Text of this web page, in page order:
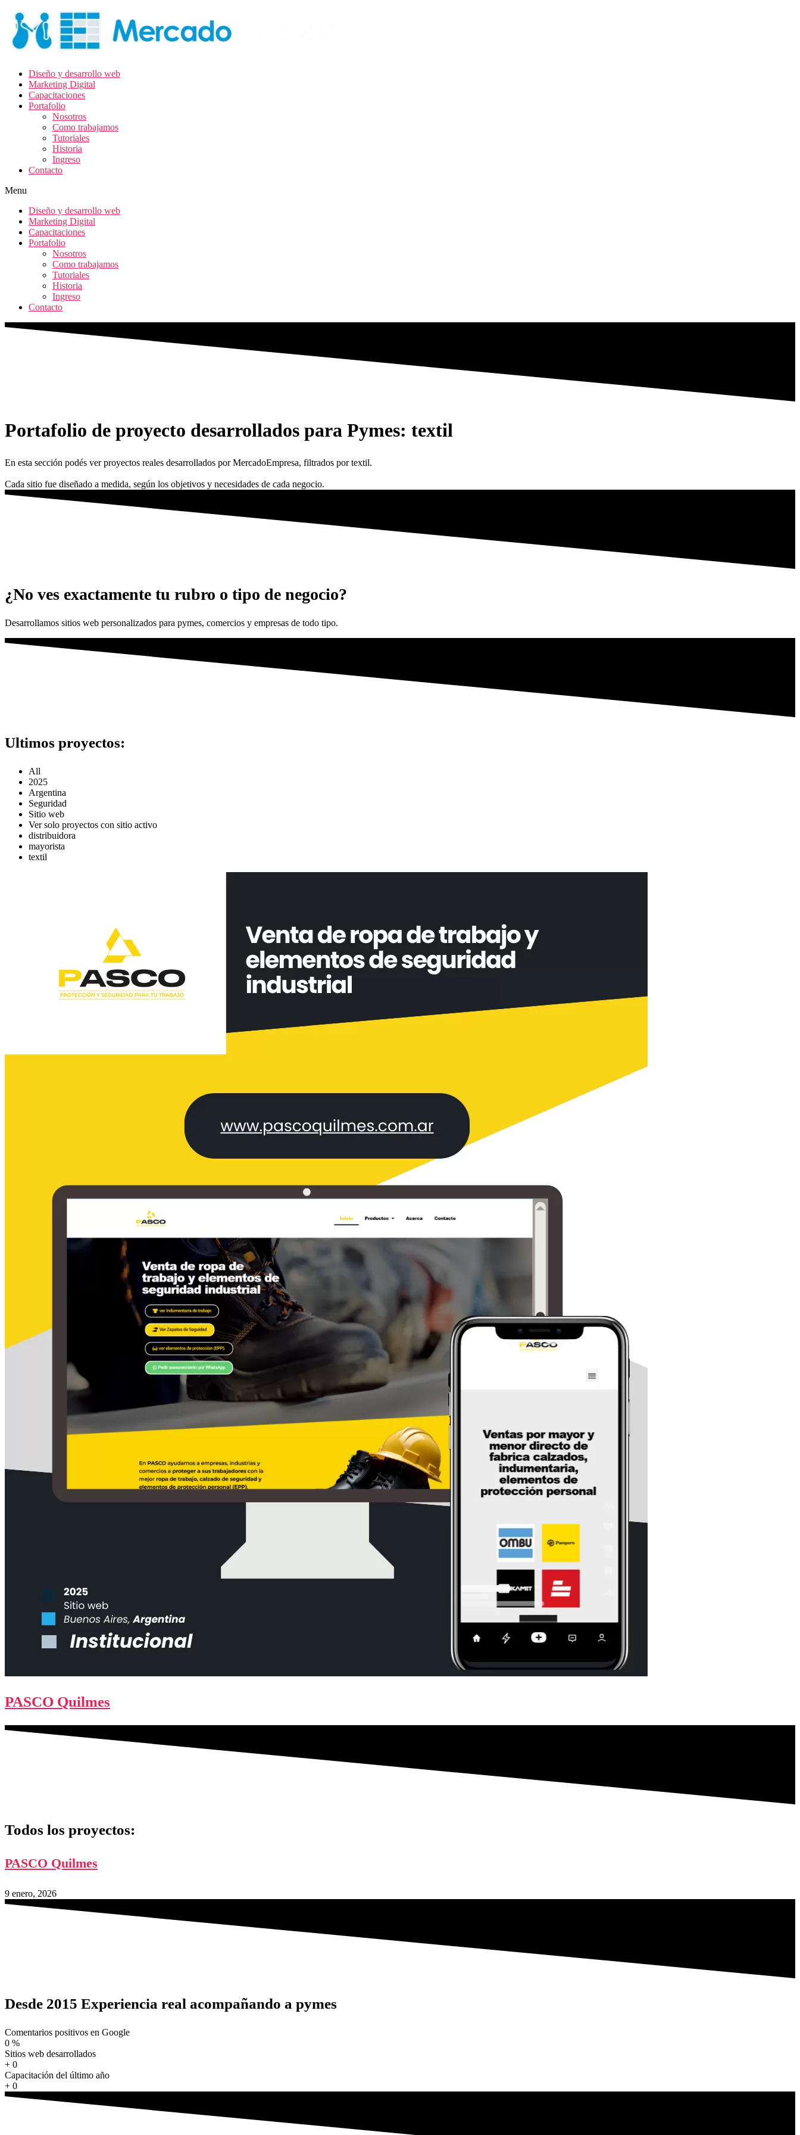
Diseño y desarrollo web
Marketing Digital
Capacitaciones
Portafolio
Nosotros
Como trabajamos
Tutoriales
Historia
Ingreso
Contacto
Menu
Diseño y desarrollo web
Marketing Digital
Capacitaciones
Portafolio
Nosotros
Como trabajamos
Tutoriales
Historia
Ingreso
Contacto
Portafolio de proyecto desarrollados para Pymes: textil
En esta sección podés ver proyectos reales desarrollados por MercadoEmpresa, filtrados por textil.
Cada sitio fue diseñado a medida, según los objetivos y necesidades de cada negocio.
¿No ves exactamente tu rubro o tipo de negocio?
Desarrollamos sitios web personalizados para pymes, comercios y empresas de todo tipo.
Ultimos proyectos:
All
2025
Argentina
Seguridad
Sitio web
Ver solo proyectos con sitio activo
distribuidora
mayorista
textil
PASCO Quilmes
Todos los proyectos:
PASCO Quilmes
9 enero, 2026
Desde 2015 Experiencia real acompañando a pymes
Comentarios positivos en Google
0 %
Sitios web desarrollados
+ 0
Capacitación del último año
+ 0